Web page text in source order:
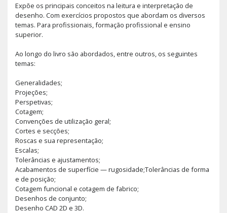
Expõe os principais conceitos na leitura e interpretação de
desenho. Com exercícios propostos que abordam os diversos
temas. Para profissionais, formação profissional e ensino
superior.
Ao longo do livro são abordados, entre outros, os seguintes
temas:
Generalidades;
Projeções;
Perspetivas;
Cotagem;
Convenções de utilização geral;
Cortes e secções;
Roscas e sua representação;
Escalas;
Tolerâncias e ajustamentos;
Acabamentos de superfície — rugosidade;Tolerâncias de forma
e de posição;
Cotagem funcional e cotagem de fabrico;
Desenhos de conjunto;
Desenho CAD 2D e 3D.